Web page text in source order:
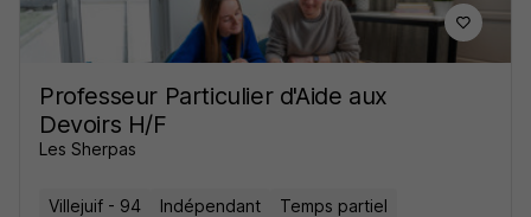
Professeur Particulier d'Aide aux
Devoirs H/F
Les Sherpas
Villejuif - 94 Indépendant
Temps partiel